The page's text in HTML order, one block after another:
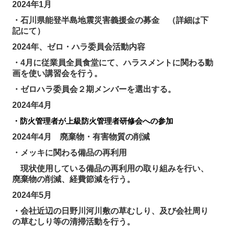
2024年1月
・石川県能登半島地震災害義援金の募金 （詳細は下
記にて）
2024年、ゼロ・ハラ委員会活動内容
・4月に従業員全員食堂にて、ハラスメントに関わる動
画を使い講習会を行う。
・ゼロハラ委員会２期メンバーを選出する。
2024年4月
・防火管理者が上級防火管理者研修会への参加
2024年4月 廃棄物・有害物質の削減
・メッキに関わる備品の再利用
現状使用している備品の再利用の取り組みを行い、
廃棄物の削減、経費節減を行う。
2024年5月
・会社近辺の日野川河川敷の草むしり、及び会社周り
の草むしり等の清掃活動を行う。